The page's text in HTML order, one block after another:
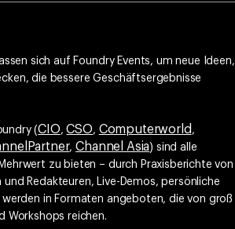
sich auf Foundry Events, um neue Ideen,
die bessere Geschäftsergebnisse
(CIO,CSO, Computerworld ,
,Channel Asia) sind alle
zu bieten – durch Praxisberichte von
Redakteuren, Live-Demos, persönliche
in Formaten angeboten, die von groß
Workshops reichen.